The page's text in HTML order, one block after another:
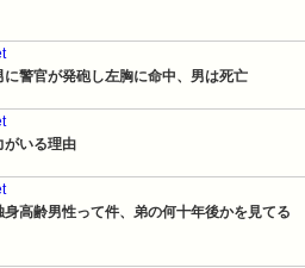
に警官が発砲し左胸に命中、男は死亡
がいる理由
高齢男性って件、弟の何十年後かを見てる